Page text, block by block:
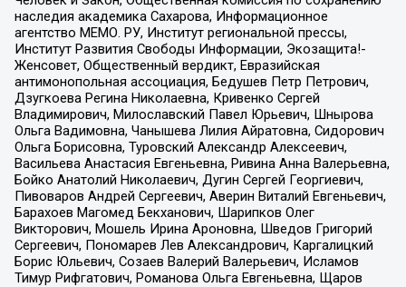
наследия академика Сахарова, Информационное
агентство МЕМО. РУ, Институт региональной прессы,
Институт Развития Свободы Информации, Экозащита!-
Женсовет, Общественный вердикт, Евразийская
антимонопольная ассоциация, Бедушев Петр Петрович,
Дзугкоева Регина Николаевна, Кривенко Сергей
Владимирович, Милославский Павел Юрьевич, Шнырова
Ольга Вадимовна, Чанышева Лилия Айратовна, Сидорович
Ольга Борисовна, Туровский Александр Алексеевич,
Васильева Анастасия Евгеньевна, Ривина Анна Валерьевна,
Бойко Анатолий Николаевич, Дугин Сергей Георгиевич,
Пивоваров Андрей Сергеевич, Аверин Виталий Евгеньевич,
Барахоев Магомед Бекханович, Шарипков Олег
Викторович, Мошель Ирина Ароновна, Шведов Григорий
Сергеевич, Пономарев Лев Александрович, Каргалицкий
Борис Юльевич, Созаев Валерий Валерьевич, Исламов
Тимур Рифгатович, Романова Ольга Евгеньевна, Щаров